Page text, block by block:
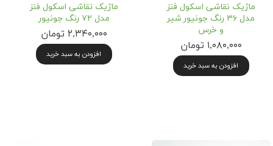
ماژیک نقاشی اسکول فنز
مدل ۳۶ رنگ جونیور شیر
و خرس
۱,۰۸۰,۰۰۰ تومان
افزودن به سبد خرید
ماژیک نقاشی اسکول فنز
مدل ۷۲ رنگ جونیور
۲,۳۴۰,۰۰۰ تومان
افزودن به سبد خرید